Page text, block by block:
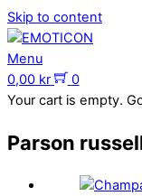
Skip to content
Menu
0,00 kr
0
Your cart is empty.
Parson